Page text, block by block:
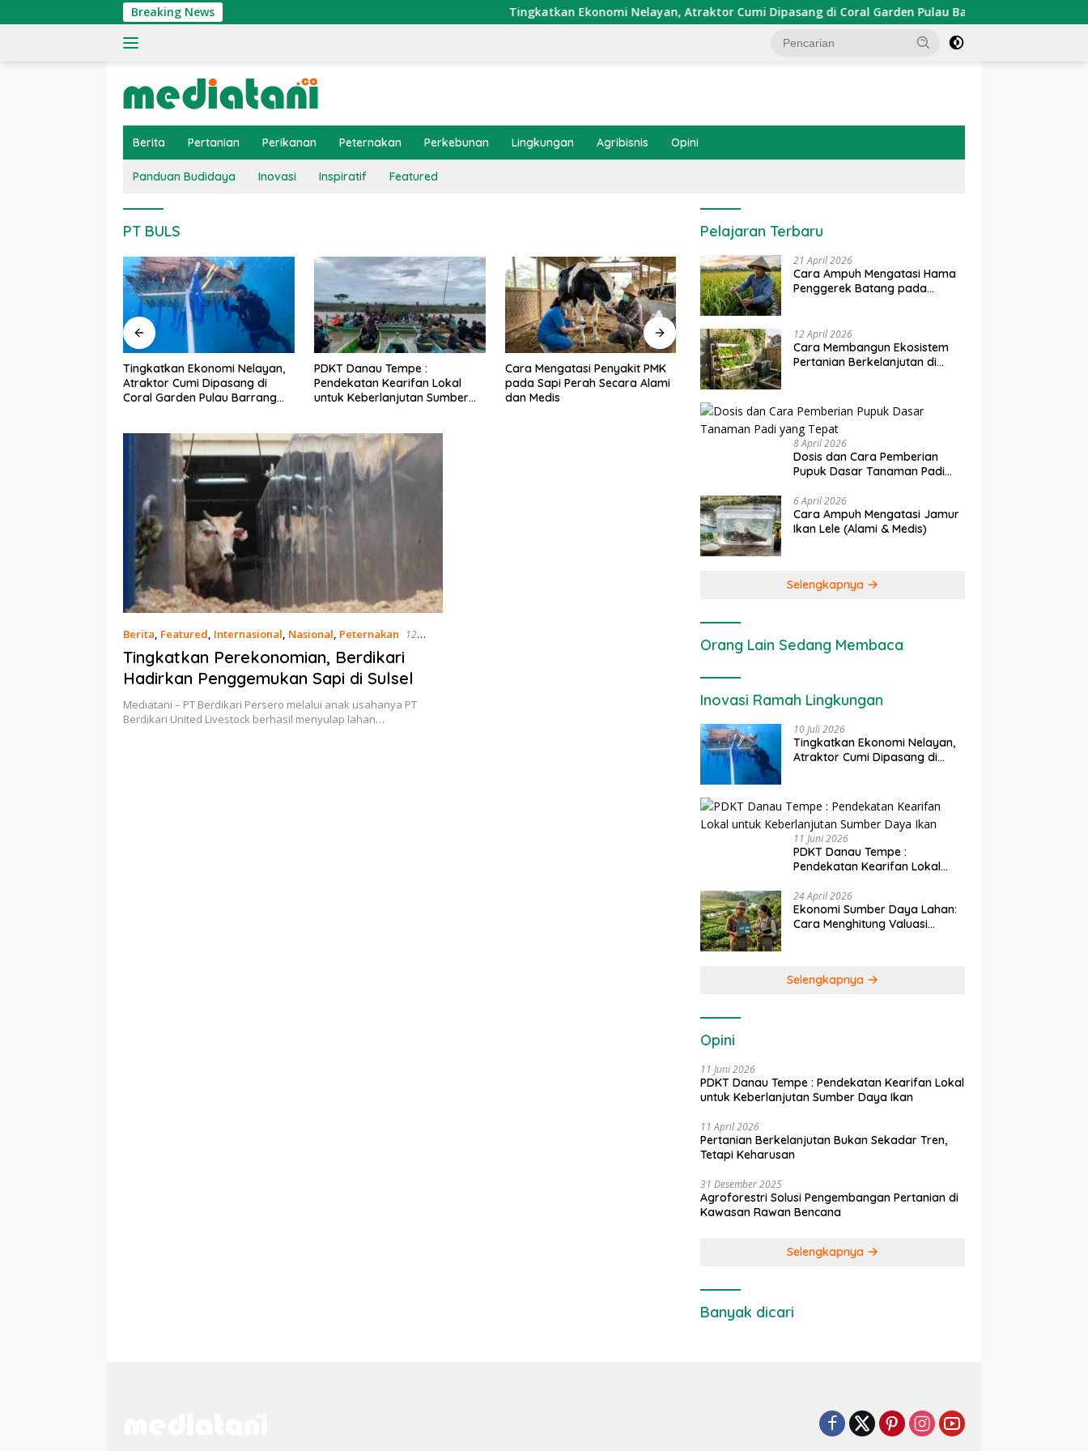
ke
Breaking News Tingkatkan Ekonomi Nelayan, Atraktor Cumi Dipasang di Coral Garden Pulau Barrang Caddi
Berita Pertanian Perikanan Peternakan Perkebunan Lingkungan Agribisnis Opini
Panduan Budidaya Inovasi Inspiratif Featured
PT BULS
PDKT Danau Tempe :
Pendekatan Kearifan Lokal
untuk Keberlanjutan Sumber
Cara Mengatasi Penyakit PMK
pada Sapi Perah Secara Alami
dan Medis
Dosis dan Cara Pemupukan
Tanaman Padi pada Fase
Vegetatif Aktif yang Tepat
Penerapan IoT dalam
Pertanian Modern di Indonesia
Ekonomi Sumber Daya Lahan:
Berita, Featured, Internasional, Nasional, Peternakan
12
Oktober 2021
Tingkatkan Perekonomian, Berdikari
Hadirkan Penggemukan Sapi di Sulsel
Mediatani – PT Berdikari Persero melalui anak usahanya PT
Berdikari United Livestock berhasil menyulap lahan…
Pelajaran Terbaru
21 April 2026
Cara Ampuh Mengatasi Hama
Penggerek Batang pada
12 April 2026
Cara Membangun Ekosistem
Pertanian Berkelanjutan di
8 April 2026
Dosis dan Cara Pemberian
Pupuk Dasar Tanaman Padi
6 April 2026
Cara Ampuh Mengatasi Jamur
Ikan Lele (Alami & Medis)
Selengkapnya
Orang Lain Sedang Membaca
Inovasi Ramah Lingkungan
10 Juli 2026
Tingkatkan Ekonomi Nelayan,
Atraktor Cumi Dipasang di
11 Juni 2026
PDKT Danau Tempe :
Pendekatan Kearifan Lokal
Daya Ikan
24 April 2026
Ekonomi Sumber Daya Lahan:
Cara Menghitung Valuasi
Selengkapnya
Opini
11 Juni 2026
PDKT Danau Tempe : Pendekatan Kearifan Lokal
untuk Keberlanjutan Sumber Daya Ikan
11 April 2026
Pertanian Berkelanjutan Bukan Sekadar Tren,
Tetapi Keharusan
31 Desember 2025
Agroforestri Solusi Pengembangan Pertanian di
Kawasan Rawan Bencana
Selengkapnya
Banyak dicari